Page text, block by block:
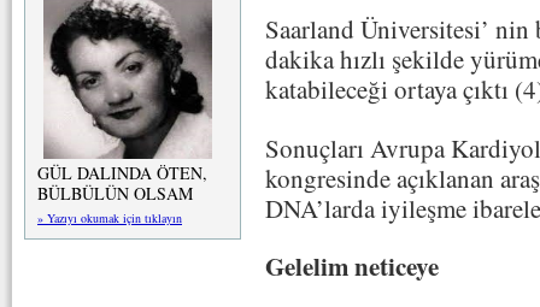
GÜL DALINDA ÖTEN,
BÜLBÜLÜN OLSAM
» Yazıyı okumak için tıklayın
Saarland Üniversitesi’ nin
dakika hızlı şekilde
katabileceği ortaya çıktı
Sonuçları Avrupa
kongresinde açıklanan
DNA’larda iyileşme
Gelelim neticeye